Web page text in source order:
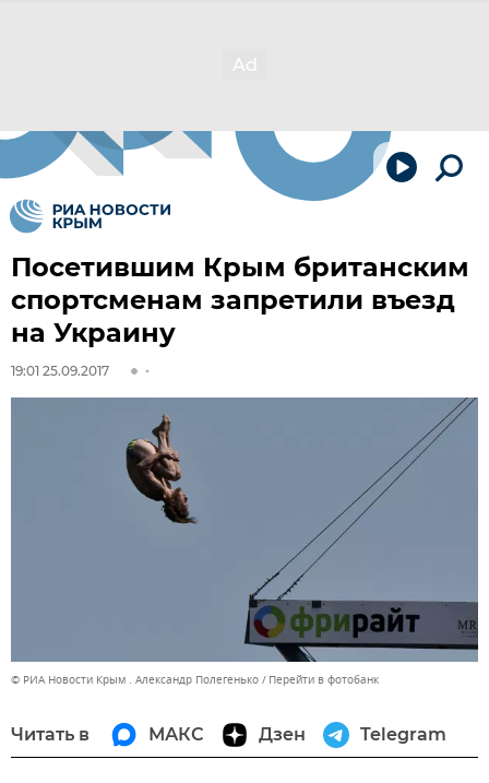
Посетившим Крым британским
спортсменам запретили въезд
на Украину
19:01 25.09.2017
© РИА Новости Крым . Александр Полегенько Перейти в фотобанк
Читать в МАКС Дзен Telegram